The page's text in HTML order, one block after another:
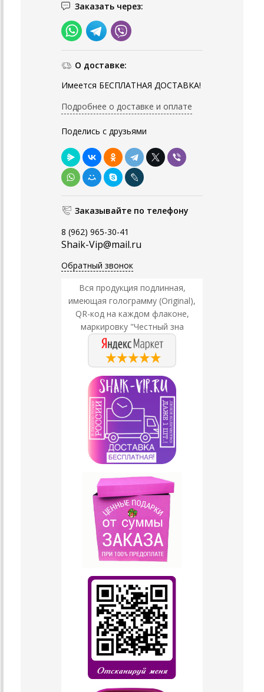
Заказать через:
О доставке:
Имеется БЕСПЛАТНАЯ ДОСТАВКА!
Подробнее о доставке и оплате
Поделись с друзьями
Заказывайте по телефону
8 (962) 965-30-41
Shaik-Vip@mail.ru
Обратный звонок
Вся продукция подлинная,
имеющая голограмму (Original),
QR-код на каждом флаконе,
маркировку "Честный зна